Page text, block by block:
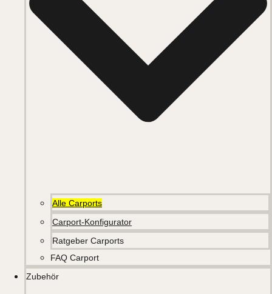
Alle Carports
Carport-Konfigurator
Ratgeber Carports
FAQ Carport
Zubehör